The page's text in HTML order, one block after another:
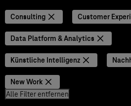
Consulting Customer
Data Platform & Analytics
Künstliche Intelligenz
New Work
Alle Filter entfernen